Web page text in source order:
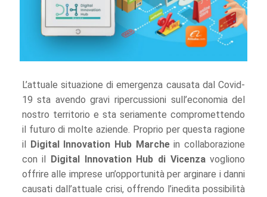
L’attuale situazione di emergenza causata dal Covid-
19 sta avendo gravi ripercussioni sull’economia del
nostro territorio e sta seriamente compromettendo
il futuro di molte aziende. Proprio per questa ragione
il
Digital Innovation Hub Marchein collaborazione
con il
Digital Innovation Hub di Vicenzavogliono
offrire alle imprese un’opportunità per arginare i danni
causati dall’attuale crisi, offrendo l’inedita possibilità